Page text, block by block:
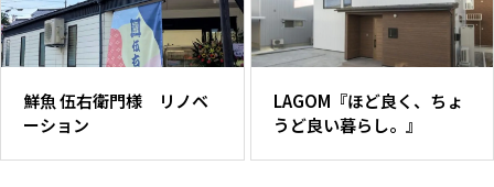
鮮魚 伍右衛門様 リノベ
ーション
LAGOM『ほど良く、ちょ
うど良い暮らし。』